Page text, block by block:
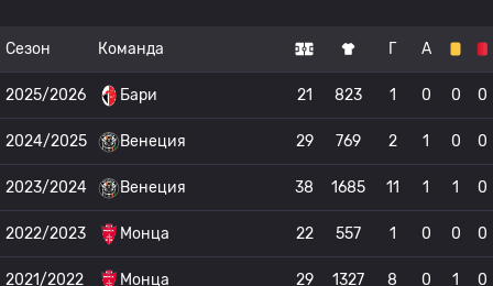
Сезон Команда Г А
2025/2026 Бари 21 823 1 0 0 0
2024/2025 Венеция 29 769 2 1 0 0
2023/2024 Венеция 38 1685 11 1 1 0
2022/2023 Монца 22 557 1 0 0 0
2021/2022 Монца 29 1327 8 0 1 0